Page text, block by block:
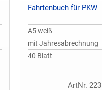
Fahrtenbuch für PKW
A5 weiß
mit Jahresabrechnung
40 Blatt
ArtNr. 223